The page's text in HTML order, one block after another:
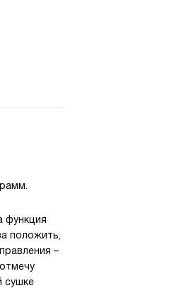
функция
положить,
–
сушке